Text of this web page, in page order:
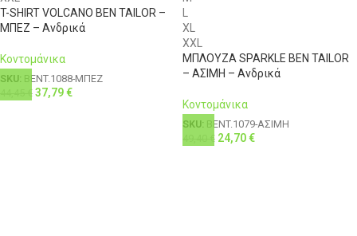
T-SHIRT VOLCANO BEN TAILOR –
ΜΠΕΖ – Ανδρικά
Κοντομάνικα
SKU: BENT.1088-ΜΠΕΖ
€ 37,79€
XL
XXL
ΜΠΛΟΥΖΑ SPARKLE BEN TAILOR
– ΑΣΙΜΗ – Ανδρικά
Κοντομάνικα
SKU: BENT.1079-ΑΣΙΜΗ
€ 24,70€